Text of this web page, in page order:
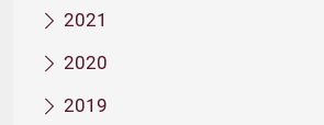
2021
2020
2019